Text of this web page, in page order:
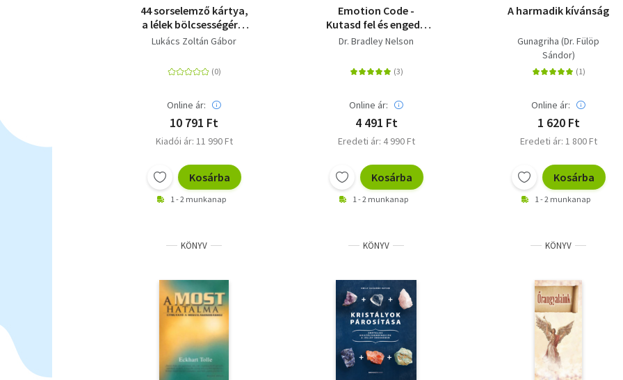
44 sorselemző kártya,
a lélek bölcsességéről
és a harmóniáról
Lukács Zoltán Gábor
Online ár:
10 791 Ft
Kiadói ár: 11 990 Ft
Kosárba
1 - 2 munkanap
Emotion Code -
Kutasd fel és engedd
szabadon bennragadt
tovább az életedben!
Dr. Bradley Nelson
Online ár:
4 491 Ft
Eredeti ár: 4 990 Ft
Kosárba
1 - 2 munkanap
A harmadik kívánság
Gunagriha (Dr. Fülöp
Sándor)
Online ár:
1 620 Ft
Eredeti ár: 1 800 Ft
Kosárba
1 - 2 munkanap
KÖNYV KÖNYV KÖNYV